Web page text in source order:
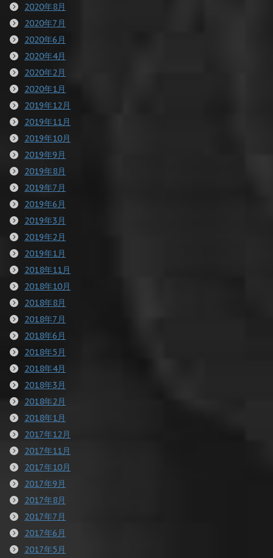
2020年8月
2020年7月
2020年6月
2020年4月
2020年2月
2020年1月
2019年12月
2019年11月
2019年10月
2019年9月
2019年8月
2019年7月
2019年6月
2019年3月
2019年2月
2019年1月
2018年11月
2018年10月
2018年8月
2018年7月
2018年6月
2018年5月
2018年4月
2018年3月
2018年2月
2018年1月
2017年12月
2017年11月
2017年10月
2017年9月
2017年8月
2017年7月
2017年6月
2017年5月